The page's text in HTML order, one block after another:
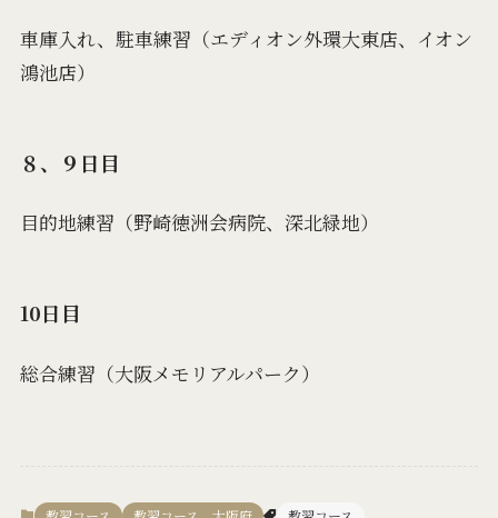
車庫入れ、駐車練習（エディオン外環大東店、イオン
鴻池店）
８、９日目
目的地練習（野崎徳洲会病院、深北緑地）
10日目
総合練習（大阪メモリアルパーク）